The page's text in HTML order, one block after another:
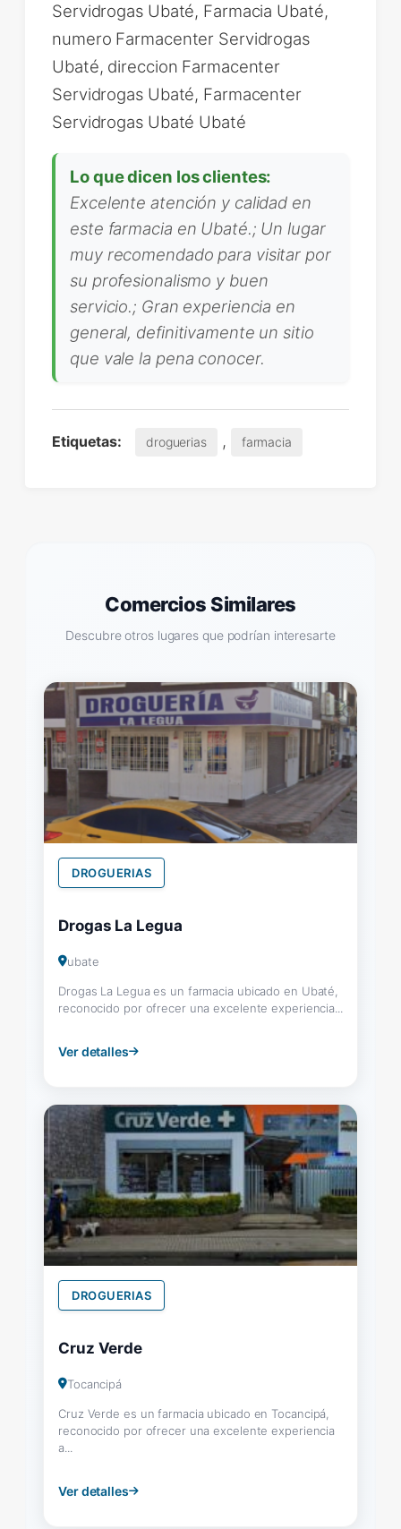
Servidrogas Ubaté, Farmacia Ubaté,
numero Farmacenter Servidrogas
Ubaté, direccion Farmacenter
Servidrogas Ubaté, Farmacenter
Servidrogas Ubaté Ubaté
Lo que dicen los clientes:
Excelente atención y calidad en
este farmacia en Ubaté.; Un lugar
muy recomendado para visitar por
su profesionalismo y buen
servicio.; Gran experiencia en
general, definitivamente un sitio
que vale la pena conocer.
Etiquetas: droguerias , farmacia
Comercios Similares
Descubre otros lugares que podrían interesarte
DROGUERIAS
Drogas La Legua
ubate
Drogas La Legua es un farmacia ubicado en Ubaté,
reconocido por ofrecer una excelente experiencia...
Ver detalles
DROGUERIAS
Cruz Verde
Tocancipá
Cruz Verde es un farmacia ubicado en Tocancipá,
reconocido por ofrecer una excelente experiencia
a...
Ver detalles